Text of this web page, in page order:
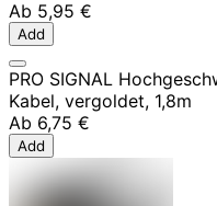
Ab 5,95 €
Add
PRO SIGNAL
Kabel, vergoldet, 1,8m
Ab 6,75 €
Add